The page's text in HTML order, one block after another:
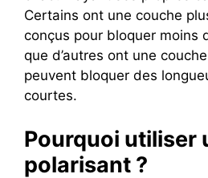
Certains ont une couche
conçus pour bloquer moins
que d’autres ont une
peuvent bloquer des
courtes.
Pourquoi utiliser
polarisant ?